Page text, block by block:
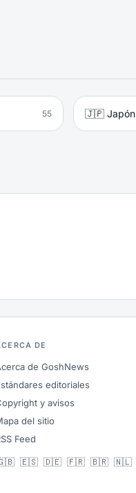
55 🇯🇵 Japón
DE
de GoshNews
editoriales
y avisos
del sitio
Feed
🇪🇸 🇩🇪 🇫🇷 🇧🇷 🇳🇱